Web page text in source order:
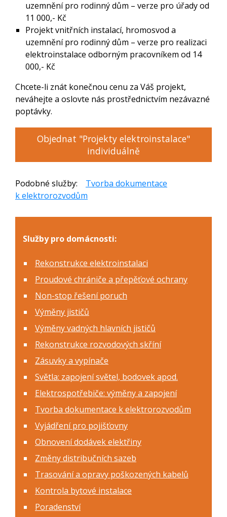
uzemnění pro rodinný dům – verze pro úřady od
11 000,- Kč
Projekt vnitřních instalací, hromosvod a
uzemnění pro rodinný dům – verze pro realizaci
elektroinstalace odborným pracovníkem od 14
000,- Kč
Chcete-li znát konečnou cenu za Váš projekt,
neváhejte a oslovte nás prostřednictvím nezávazné
poptávky.
Objednat "Projekty elektroinstalace"
individuálně
Podobné služby: Tvorba dokumentace
k elektrorozvodům
Služby pro domácnosti:
Rekonstrukce elektroinstalaci
Proudové chrániče a přepěťové ochrany
Non-stop řešení poruch
Výměny jističů
Výměny vadných hlavních jističů
Rekonstrukce rozvodových skříní
Zásuvky a vypínače
Světla: zapojení světel, bodovek apod.
Elektrospotřebiče: výměny a zapojení
Tvorba dokumentace k elektrorozvodům
Vyjádření pro pojišťovny
Obnovení dodávek elektřiny
Změny distribučních sazeb
Trasování a opravy poškozených kabelů
Kontrola bytové instalace
Poradenství